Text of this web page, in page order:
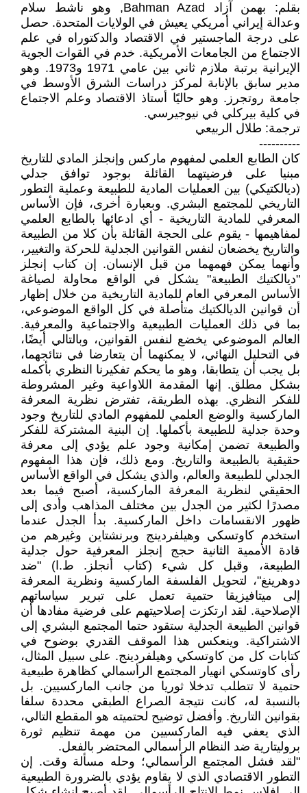
بقلم: بهمن آزاد Bahman Azad, وهو ناشط سلام
وعدالة إيراني أمريكي يعيش في الولايات المتحدة. حصل
على درجة الماجستير في الاقتصاد والدكتوراه في علم
الاجتماع من الجامعات الأمريكية. خدم في القوات الجوية
الإيرانية برتبة ملازم ثاني بين عامي 1971 و1973. وهو
مدير سابق بالإنابة لمركز دراسات الشرق الأوسط في
جامعة روتجرز. وهو حاليًا أستاذ الاقتصاد وعلم الاجتماع
في كلية بيركلي في نيوجيرسي.
ترجمة: طلال الربيعي
----------
كان الطابع العلمي لمفهوم ماركس وإنجلز المادي للتاريخ
مبنيا على فرضيتهما القائلة بوجود توافق جدلي
(ديالكتيكي) بين العمليات المادية للطبيعة وعملية التطور
التاريخي للمجتمع البشري. وبعبارة أخرى، فإن الأساس
المعرفي للمادية التاريخية - أي ادعائها بالطابع العلمي
لمفاهيمها - يقوم على الحجة القائلة بأن كلا من الطبيعة
والتاريخ يخضعان لنفس القوانين الجدلية للحركة والتغيير،
وأنهما يمكن فهمهما من قبل الإنسان. إن كتاب إنجلز
"ديالكتيك الطبيعة" يشكل في الواقع محاولة لصياغة
الأساس المعرفي العام للمادية التاريخية من خلال إظهار
أن قوانين الديالكتيك متأصلة في كل الواقع الموضوعي،
بما في ذلك العمليات الطبيعية والاجتماعية والمعرفية.
العالم الموضوعي يخضع لنفس القوانين، وبالتالي أيضًا،
في التحليل النهائي، لا يمكنهما أن يتعارضا في نتائجهما،
بل يجب أن يتطابقا، وهو ما يحكم تفكيرنا النظري بأكمله
بشكل مطلق. إنها المقدمة اللاواعية وغير المشروطة
للفكر النظري. بهذه الطريقة، تفترض نظرية المعرفة
الماركسية والوضع العلمي للمفهوم المادي للتاريخ وجود
وحدة جدلية للطبيعة بأكملها. إن البنية المشتركة للفكر
والطبيعة تضمن إمكانية وجود علم يؤدي إلى معرفة
حقيقية بالطبيعة والتاريخ. ومع ذلك، فإن هذا المفهوم
الجدلي للطبيعة والعالم، والذي يشكل في الواقع الأساس
الحقيقي لنظرية المعرفة الماركسية، أصبح فيما بعد
مصدرًا لكثير من الجدل بين مختلف المذاهب وأدى إلى
ظهور الانقسامات داخل الماركسية. بدأ الجدل عندما
استخدم كاوتسكي وهيلفردينج وبرنشتاين وغيرهم من
قادة الأممية الثانية حجج إنجلز المعرفية حول جدلية
الطبيعة، وقبل كل شيء (كتاب أنجلز. ط.ا) "ضد
دوهرينغ"، لتحويل الفلسفة الماركسية ونظرية المعرفة
إلى ميتافيزيقا حتمية تعمل على تبرير سياساتهم
الإصلاحية. لقد ارتكزت إصلاحيتهم على فرضية مفادها أن
قوانين الطبيعة الجدلية ستقود حتما المجتمع البشري إلى
الاشتراكية. وينعكس هذا الموقف القدري بوضوح في
كتابات كل من كاوتسكي وهيلفردينج. على سبيل المثال،
رأى كاوتسكي انهيار المجتمع الرأسمالي كظاهرة طبيعية
حتمية لا تتطلب تدخلا ثوريا من جانب الماركسيين. بل
بالنسبة له، كانت نتيجة الصراع الطبقي محددة سلفا
بقوانين التاريخ. وأفضل توضيح لحتميته هو المقطع التالي،
الذي يعفي فيه الماركسيين من مهمة تنظيم ثورة
بروليتارية ضد النظام الرأسمالي المحتضر بالفعل.
"لقد فشل المجتمع الرأسمالي؛ وحله مسألة وقت. إن
التطور الاقتصادي الذي لا يقاوم يؤدي بالضرورة الطبيعية